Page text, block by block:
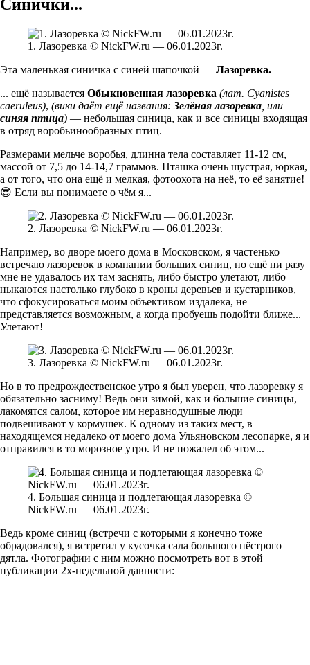
Синички...
1. Лазоревка © NickFW.ru — 06.01.2023г.
Эта маленькая синичка с синей шапочкой — Лазоревка.
... ещё называется Обыкновенная лазоревка (лат. Cyanistes
caeruleus), (вики даёт ещё названия: Зелёная лазоревка , или
синяя птица) — небольшая синица, как и все синицы входящая
в отряд воробьинообразных птиц.
Размерами мельче воробья, длинна тела составляет 11-12 см,
массой от 7,5 до 14-14,7 граммов. Пташка очень шустрая, юркая,
а от того, что она ещё и мелкая, фотоохота на неё, то её занятие!
😎 Если вы понимаете о чём я...
2. Лазоревка © NickFW.ru — 06.01.2023г.
Например, во дворе моего дома в Московском, я частенько
встречаю лазоревок в компании больших синиц, но ещё ни разу
мне не удавалось их там заснять, либо быстро улетают, либо
ныкаются настолько глубоко в кроны деревьев и кустарников,
что сфокусироваться моим объективом издалека, не
представляется возможным, а когда пробуешь подойти ближе...
Улетают!
3. Лазоревка © NickFW.ru — 06.01.2023г.
Но в то предрождественское утро я был уверен, что лазоревку я
обязательно засниму! Ведь они зимой, как и большие синицы,
лакомятся салом, которое им неравнодушные люди
подвешивают у кормушек. К одному из таких мест, в
находящемся недалеко от моего дома Ульяновском лесопарке, я и
отправился в то морозное утро. И не пожалел об этом...
4. Большая синица и подлетающая лазоревка ©
NickFW.ru — 06.01.2023г.
Ведь кроме синиц (встречи с которыми я конечно тоже
обрадовался), я встретил у кусочка сала большого пёстрого
дятла. Фотографии с ним можно посмотреть вот в этой
публикации 2х-недельной давности: